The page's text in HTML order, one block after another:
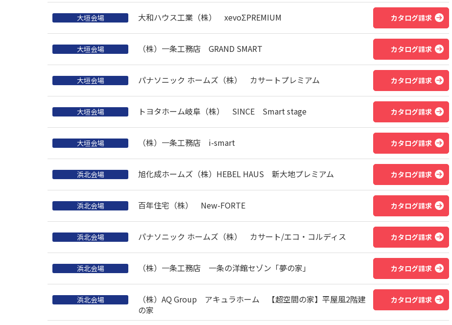
大垣会場 大和ハウス工業（株） xevoΣPREMIUM カタログ請求
大垣会場 （株）一条工務店 GRAND SMART カタログ請求
大垣会場 パナソニック ホームズ（株） カサートプレミアム カタログ請求
大垣会場 トヨタホーム岐阜（株） SINCE Smart stage カタログ請求
大垣会場 （株）一条工務店 i-smart カタログ請求
浜北会場 旭化成ホームズ（株）HEBEL HAUS 新大地プレミアム カタログ請求
浜北会場 百年住宅（株） New-FORTE カタログ請求
浜北会場 パナソニック ホームズ（株） カサート/エコ・コルディス カタログ請求
浜北会場 （株）一条工務店 一条の洋館セゾン「夢の家」 カタログ請求
浜北会場
（株）AQ Group アキュラホーム 【超空間の家】平屋風2階建
の家
カタログ請求